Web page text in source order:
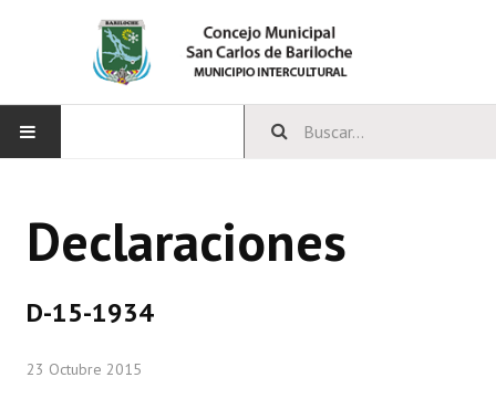
CONCEJO
Declaraciones
D-15-1934
23 Octubre 2015